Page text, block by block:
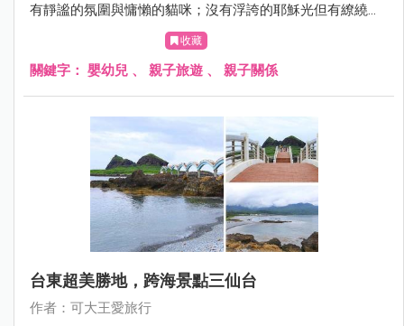
有靜謐的氛圍與慵懶的貓咪；沒有浮誇的耶穌光但有繚繞山
嵐將我的心繫在這塊美麗的土地。原來，六十石山一年四季
收藏
關鍵字： 嬰幼兒 、 親子旅遊 、 親子關係
台東超美勝地，跨海景點三仙台
作者：可大王愛旅行